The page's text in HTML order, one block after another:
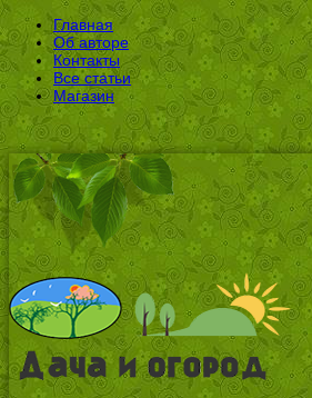
Главная
Об авторе
Контакты
Все статьи
Магазин